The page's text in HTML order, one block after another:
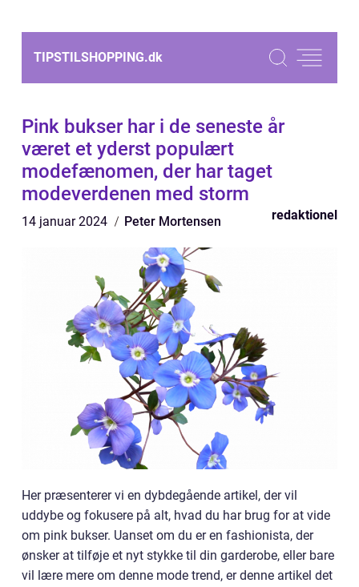
TIPSTILSHOPPING.dk
Pink bukser har i de seneste år
været et yderst populært
modefænomen, der har taget
modeverdenen med storm
14 januar 2024 Peter Mortensen redaktionel
Her præsenterer vi en dybdegående artikel, der vil
uddybe og fokusere på alt, hvad du har brug for at vide
om pink bukser. Uanset om du er en fashionista, der
ønsker at tilføje et nyt stykke til din garderobe, eller bare
vil lære mere om denne mode trend, er denne artikel det